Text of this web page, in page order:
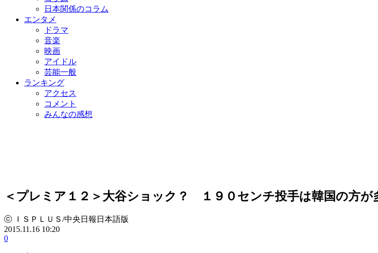
日本関係のコラム
エンタメ
ドラマ
音楽
映画
アイドル
芸能一般
ランキング
アクセス
コメント
みんなの感想
＜プレミア１２＞大谷ショック？ １９０センチ投手は韓国の方が
ⓒ ＩＳＰＬＵＳ/中央日報日本語版
2015.11.16 10:20
0